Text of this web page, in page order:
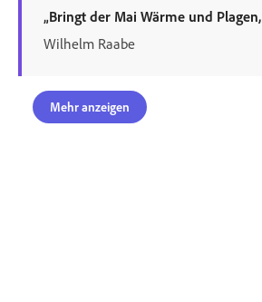
„Bringt der Mai Wärme und
Wilhelm Raabe
Mehr anzeigen